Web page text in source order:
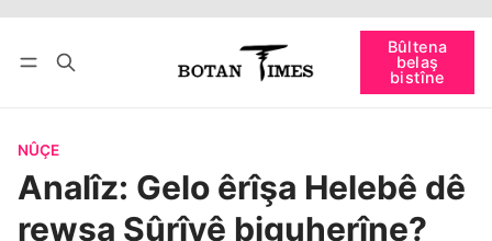
Bûltena
belaş
bistîne
bişopîne
NÛÇE
Analîz: Gelo êrîşa Helebê dê
rewşa Sûrîyê biguherîne?